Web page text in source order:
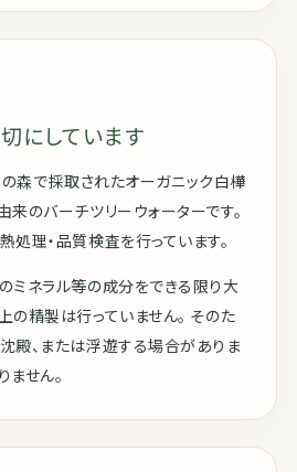
にしています
の森で採取されたオーガニック白樺
来のバーチツリーウォーターです。
処理・品質検査を行っています。
ミネラル等の成分をできる限り大
の精製は行っていません。 そのた
殿、または浮遊する場合がありま
せん。